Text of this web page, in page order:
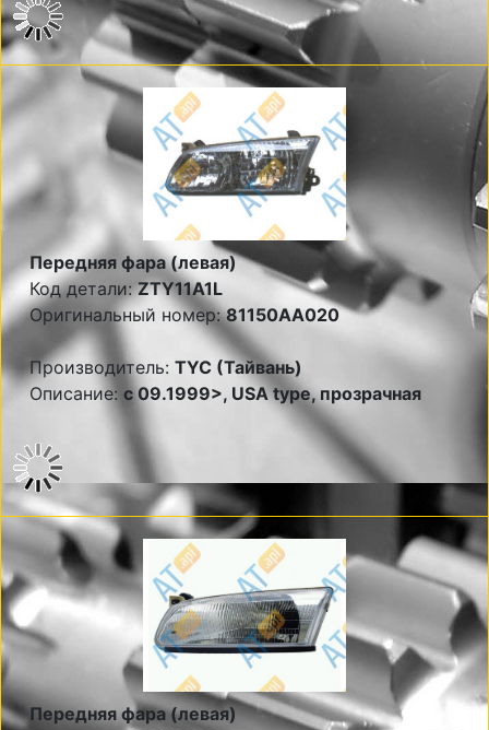
Передняя фара (левая)
Код детали:ZTY11A1L
Оригинальный номер:81150AA020
Производитель: TYC (Тайвань)
Описание: c 09.1999>, USA type, прозрачная
Передняя фара (левая)